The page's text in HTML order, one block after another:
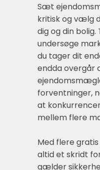
Sæt
kritisk og vælg
dig og din
undersøge
du tager dit
endda overgår
forventninger,
at
mellem flere
Med flere
altid et skridt
gælder